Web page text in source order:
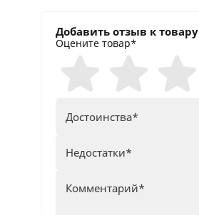
Добавить отзыв к товару
Оцените товар*